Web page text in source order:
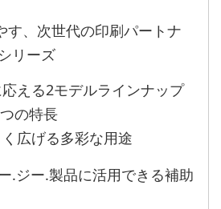
、次世代の印刷パートナ
リーズ
える2モデルラインナップ
の特長
広げる多彩な用途
.ジー.製品に活用できる補助